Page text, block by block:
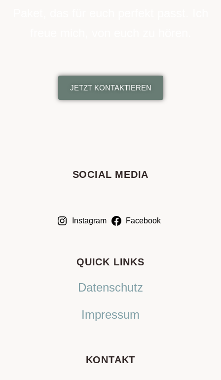
JETZT KONTAKTIEREN
SOCIAL MEDIA
Instagram Facebook
QUICK LINKS
Datenschutz
Impressum
KONTAKT